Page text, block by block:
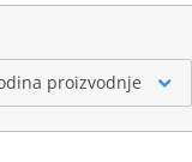
proizvodnje